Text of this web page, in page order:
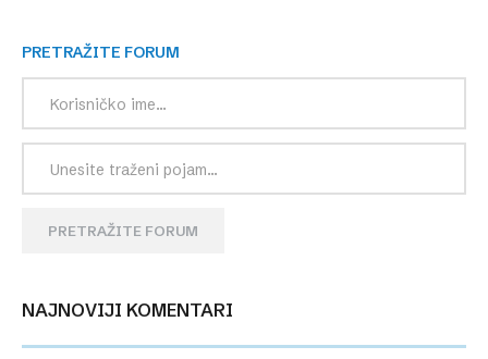
PRETRAŽITE FORUM
PRETRAŽITE FORUM
NAJNOVIJI KOMENTARI